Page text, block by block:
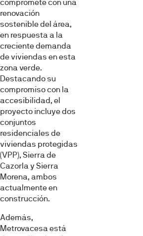
compromete con una
renovación
sostenible del área,
en respuesta a la
creciente demanda
de viviendas en esta
zona verde.
Destacando su
compromiso con la
accesibilidad, el
proyecto incluye dos
conjuntos
residenciales de
viviendas protegidas
(VPP), Sierra de
Cazorla y Sierra
Morena, ambos
actualmente en
construcción.
Además,
Metrovacesa está